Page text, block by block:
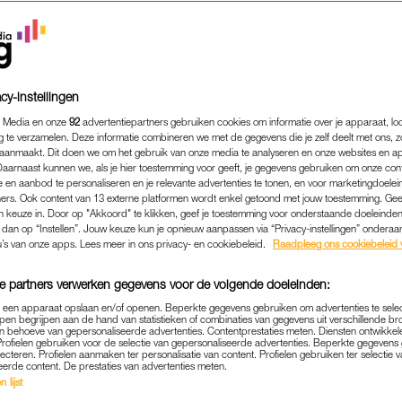
TE JONG, TERWIJL HET
LEVEN HAD KUNNEN
ALLANG BESTAAT'
FIT & GEZOND|DIAGNOSE DEMENTIE
20-10-2025 | LINDA.
vijf mensen krijgt dementie, waarvan één op de
instellingen
en onze 92 advertentiepartners gebruiken cookies om informatie over je apparaat,
te verzamelen. Deze informatie combineren we met de gegevens die je zelf deelt met ons,
Dit doen we om het gebruik van onze media te analyseren en onze websites en
kunnen we, als je hier toestemming voor geeft, je gegevens gebruiken om onze
en aanbod te personaliseren en je relevante advertenties te tonen, en voor
Ook content van 13 externe platformen wordt enkel getoond met jouw toestemming.
keuze in. Door op "Akkoord" te klikken, geef je toestemming voor onderstaande
op “Instellen”. Jouw keuze kun je opnieuw aanpassen via “Privacy-instellingen”
van onze apps. Lees meer in ons privacy- en cookiebeleid.
Raadpleeg ons cookiebeleid
partners verwerken gegevens voor de volgende doeleinden:
apparaat opslaan en/of openen. Beperkte gegevens gebruiken om advertenties te
begrijpen aan de hand van statistieken of combinaties van gegevens uit verschillende
behoeve van gepersonaliseerde advertenties. Contentprestaties meten. Diensten
gebruiken voor de selectie van gepersonaliseerde advertenties. Beperkte
Profielen aanmaken ter personalisatie van content. Profielen gebruiken ter selectie
content. De prestaties van advertenties meten.
lijst